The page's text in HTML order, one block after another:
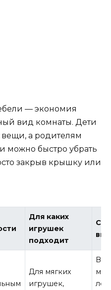
— экономия
вид комнаты. Дети
а родителям
можно быстро убрать
закрыв крышку или
Для каких
игрушек
подходит
Для мягких
игрушек,